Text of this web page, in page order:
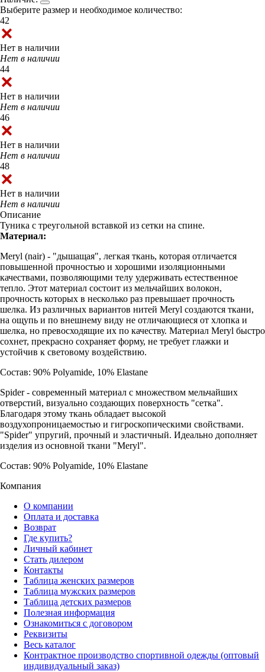
Выберите размер и необходимое количество:
42
Нет в наличии
Нет в наличии
44
Нет в наличии
Нет в наличии
46
Нет в наличии
Нет в наличии
48
Нет в наличии
Нет в наличии
Описание
Туника с треугольной вставкой из сетки на спине.
Материал:
Meryl (nair) - "дышащая", легкая ткань, которая отличается
повышенной прочностью и хорошими изоляционными
качествами, позволяющими телу удерживать естественное
тепло. Этот материал состоит из мельчайших волокон,
прочность которых в несколько раз превышает прочность
шелка. Из различных вариантов нитей Meryl создаются ткани,
на ощупь и по внешнему виду не отличающиеся от хлопка и
шелка, но превосходящие их по качеству. Материал Meryl быстро
сохнет, прекрасно сохраняет форму, не требует глажки и
устойчив к световому воздействию.
Состав: 90% Polyamide, 10% Elastane
Spider - современный материал с множеством мельчайших
отверстий, визуально создающих поверхность "сетка".
Благодаря этому ткань обладает высокой
воздухопроницаемостью и гигроскопическими свойствами.
"Spider" упругий, прочный и эластичный. Идеально дополняет
изделия из основной ткани "Meryl".
Состав: 90% Polyamide, 10% Elastane
Компания
О компании
Оплата и доставка
Возврат
Где купить?
Личный кабинет
Стать дилером
Контакты
Таблица женских размеров
Таблица мужских размеров
Таблица детских размеров
Полезная информация
Ознакомиться с договором
Реквизиты
Весь каталог
Контрактное производство спортивной одежды (оптовый
индивидуальный заказ)